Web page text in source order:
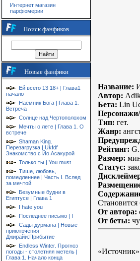
Интернет магазин
парфюмерии
Поиск фанфиков
Новые фанфики
Ей всего 13 18+ | Глава1
начало
Наёмник Бога | Глава 1.
Встреча
Солнце над Чертополохом
Мечты о лете | Глава 1. О
встрече
Shaman King.
Перезагрузка | Ukfdf
Знакомство с Йо Асакурой
Только ты | You must
Тише, любовь,
помедленнее | Часть I. Вслед
за мечтой
Безумные будни в
Египтусе | Глава 1
I hate you
Последнее письмо | I
Сады дурмана | Новые
приключения
Джирайи:Прибытие
Endless Winter. Прогноз
погоды - столетняя метель |
Глава 1. Начало конца
Название:
Автор:
Бета: Lin
Тип: гет.
Жанр:
Рейтинг: G.
Размер:
Статус:
Становится
От автора:
От беты: